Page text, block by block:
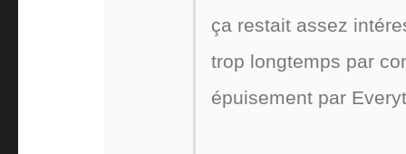
ça restait assez
trop longtemps par
épuisement par